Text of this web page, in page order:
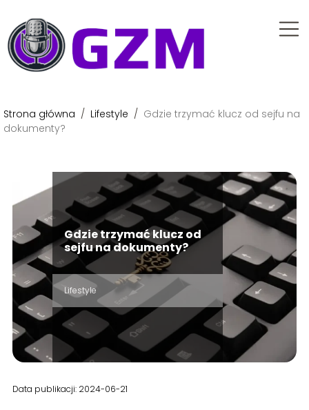
Strona główna / Lifestyle / Gdzie trzymać klucz od sejfu na
dokumenty?
Gdzie trzymać klucz od
sejfu na dokumenty?
Lifestyle
Data publikacji: 2024-06-21